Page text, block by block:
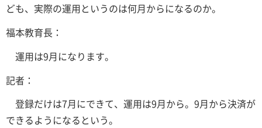
ども、実際の運用というのは何月からになるのか。
福本教育長：
運用は9月になります。
記者：
登録だけは7月にできて、運用は9月から。9月から決済が
できるようになるという。